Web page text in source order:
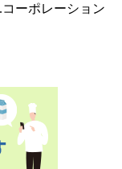
コーポレーション